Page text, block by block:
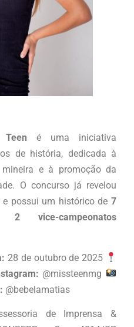
Teen é uma iniciativa
de história, dedicada à
e à promoção da
O concurso já revelou
e possui um histórico de7
2 vice-campeonatos
28 de outubro de 2025
@missteenmg
@bebelamatias
de Imprensa &